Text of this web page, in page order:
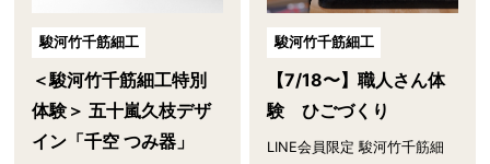
駿河竹千筋細工
＜駿河竹千筋細工特別
体験＞ 五十嵐久枝デザ
イン「千空 つみ器」
駿河竹千筋細工
【7/18〜】職人さん体
験 ひごづくり
LINE会員限定 駿河竹千筋細